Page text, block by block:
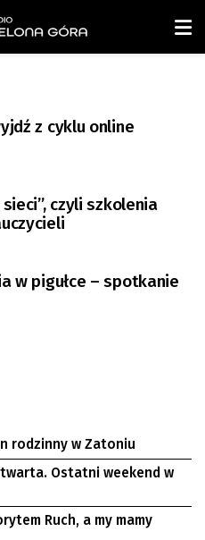
z cyklu online
czyli szkolenia
w pigułce – spotkanie
rodzinny w Zatoniu
Ostatni weekend w
Ruch, a my mamy